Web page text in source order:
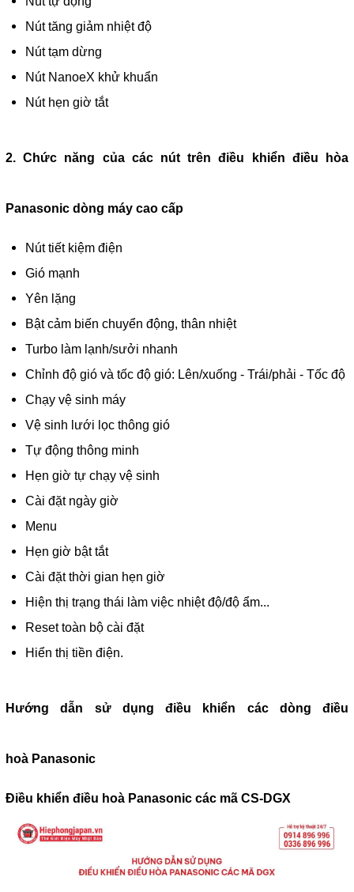
Nút tăng giảm nhiệt độ
Nút tạm dừng
Nút NanoeX khử khuẩn
Nút hẹn giờ tắt
2. Chức năng của các nút trên điều khiển điều hòa
Panasonic dòng máy cao cấp
Nút tiết kiệm điện
Gió mạnh
Yên lặng
Bật cảm biến chuyển động, thân nhiệt
Turbo làm lạnh/sưởi nhanh
Chỉnh độ gió và tốc độ gió: Lên/xuống - Trái/phải - Tốc độ
Chạy vệ sinh máy
Vệ sinh lưới lọc thông gió
Tự động thông minh
Hẹn giờ tự chạy vệ sinh
Cài đặt ngày giờ
Menu
Hẹn giờ bật tắt
Cài đặt thời gian hẹn giờ
Hiện thị trạng thái làm việc nhiệt độ/độ ẩm...
Reset toàn bộ cài đặt
Hiển thị tiền điện.
Hướng dẫn sử dụng điều khiển các dòng điều
hoà Panasonic
Điều khiển điều hoà Panasonic các mã CS-DGX